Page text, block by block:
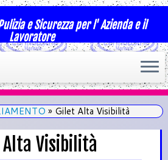
e Sicurezza per l' Azienda e il
Lavoratore
» Gilet Alta Visibilità
Visibilità